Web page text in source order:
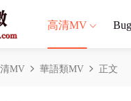
高清MV
MV 華語類MV 正文